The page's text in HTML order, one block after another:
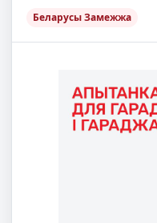
Беларусы Замежжа